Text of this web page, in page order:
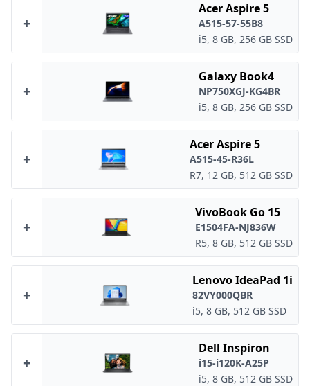
+
Acer Aspire 5
A515-57-55B8
i5, 8 GB, 256 GB SSD
+
Galaxy Book4
NP750XGJ-KG4BR
i5, 8 GB, 256 GB SSD
+
Acer Aspire 5
A515-45-R36L
R7, 12 GB, 512 GB SSD
+
VivoBook Go 15
E1504FA-NJ836W
R5, 8 GB, 512 GB SSD
+
Lenovo IdeaPad 1i
82VY000QBR
i5, 8 GB, 512 GB SSD
+
Dell Inspiron
i15-i120K-A25P
i5, 8 GB, 512 GB SSD